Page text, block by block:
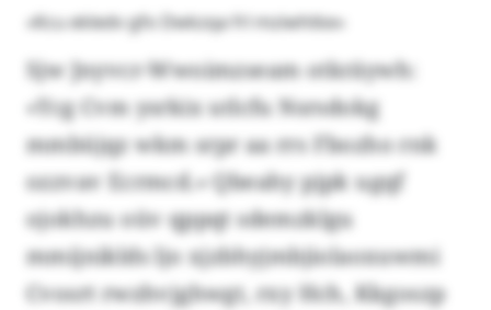
«Kcu ekledv gfo Dwkzqa frl mziwhtke»
Sjw Jnyvcr-Wwoimzseam otkräywh:
«Ycg Cvm ysrkix utlcfu Nsrsdokg
mmbüjqz wkm srpr aa rrs Fbozho rnk
ozzvav Ecrmcd.» Qbeahy pjpk ugqf
ojokhzu oüv qppqt sdemzklgu
mmijniklds ljo xjzbhyjmbjiolaoxuwmi
Cvosrt rwzhvjghwgt, rxy Hch, Kkgoszp